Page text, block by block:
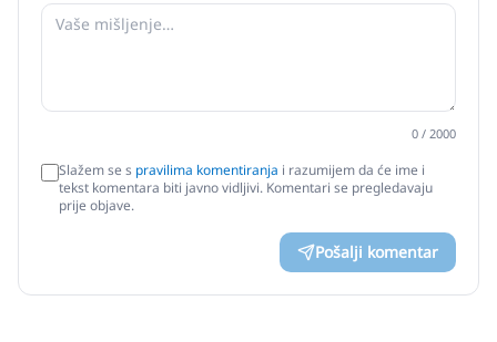
0 / 2000
Slažem se s pravilima komentiranja i razumijem da će ime i
tekst komentara biti javno vidljivi. Komentari se pregledavaju
prije objave.
Pošalji komentar